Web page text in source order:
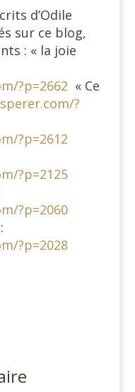
d’Odile
sur ce blog,
: « la joie
?p=2662 « Ce
?
?p=2612
?p=2125
?p=2060
?p=2028